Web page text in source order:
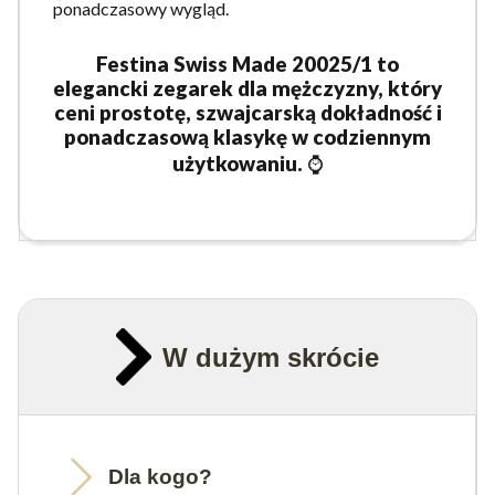
ponadczasowy wygląd.
Festina Swiss Made 20025/1 to
elegancki zegarek dla mężczyzny, który
ceni prostotę, szwajcarską dokładność i
ponadczasową klasykę w codziennym
użytkowaniu. ⌚
W dużym skrócie
Dla kogo?